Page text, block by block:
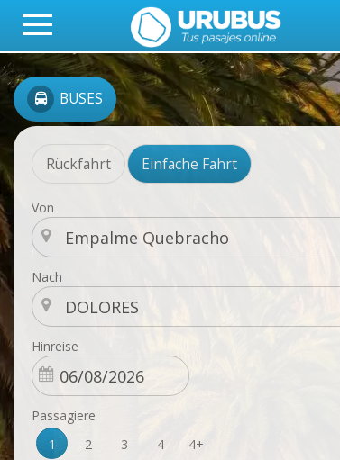
BUSES
Rückfahrt Einfache Fahrt
Von
Nach
Hinreise
Passagiere
1
2 3 4 4+